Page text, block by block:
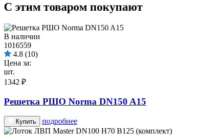
С этим товаром покупают
В наличии
1016559
4.8 (10)
Цена за:
шт.
1342 ₽
Решетка РШО Norma DN150 A15
Купить подробнее